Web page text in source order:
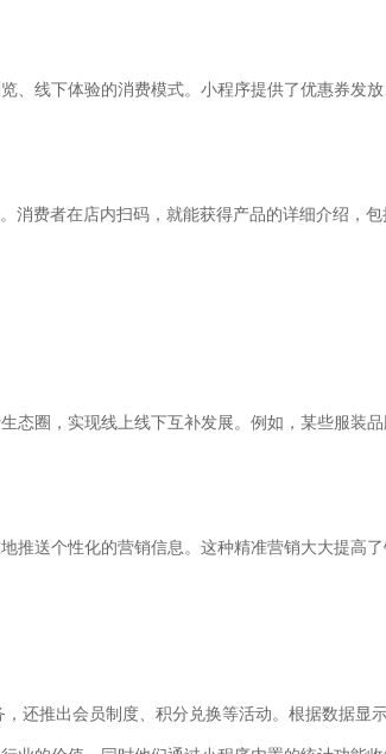
、线下体验的消费模式。小程序提供了优惠券发
费者在店内扫码，就能获得产品的详细介绍，包
态圈，实现线上线下互补发展。例如，某些服装
送个性化的营销信息。这种精准营销大大提高了
还推出会员制度、积分兑换等活动。根据数据显